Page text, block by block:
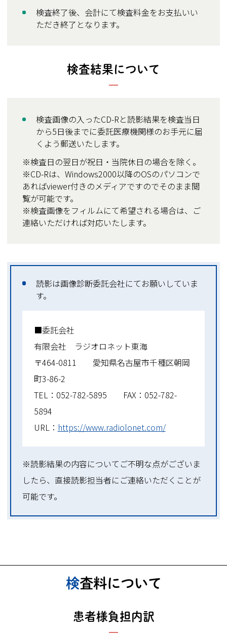
検査終了後、会計にて検査料金をお支払いい
ただき終了となります。
検査結果について
検査画像の入ったCD-Rと読影結果を検査当日
から5日後までに委託医療機関様のお手元に届
くよう郵送いたします。
※検査日の翌日が祝日・当院休日の場合を除く。
※CD-Rは、Windows2000以降のOSのパソコンで
あればviewer付きのメディアですのでそのまま閲
覧が可能です。
※検査画像をフィルムにて希望される場合は、ご
連絡いただければ対応いたします。
読影は画像診断委託会社にてお願いしていま
す。
■委託会社
有限会社 ラジオロネット東海
〒464-0811 愛知県名古屋市千種区朝岡
町3-86-2
TEL：052-782-5895 FAX：052-782-
5894
URL： https://www.radiolonet.com/
※読影結果の内容についてご不明な点がございま
したら、直接読影担当者にご連絡いただくことが
可能です。
検査料について
患者様負担内訳